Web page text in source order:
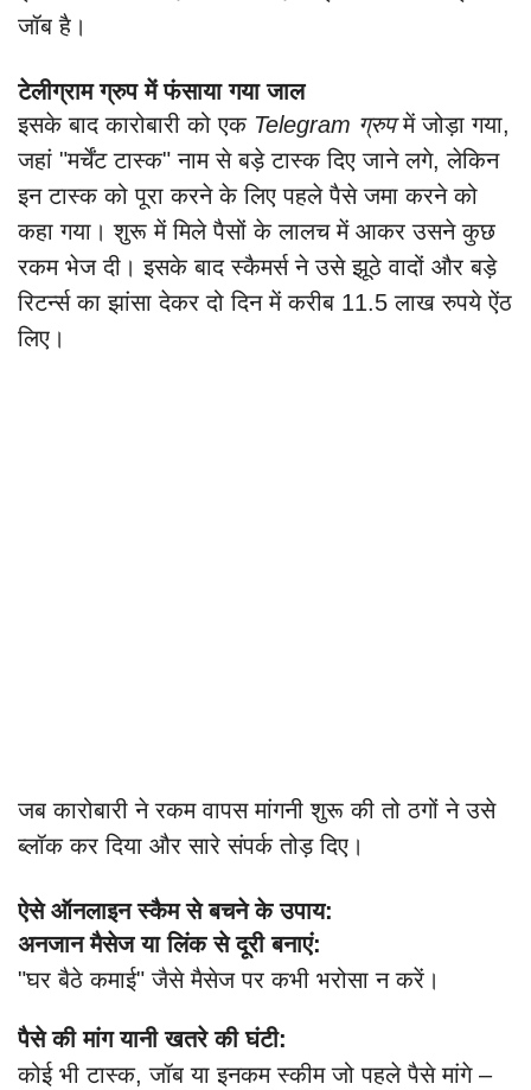
जॉब है।
टेलीग्राम ग्रुप में फंसाया गया जाल
इसके बाद कारोबारी को एक Telegram ग्रुपमें जोड़ा गया,
जहां "मर्चेंट टास्क" नाम से बड़े टास्क दिए जाने लगे, लेकिन
इन टास्क को पूरा करने के लिए पहले पैसे जमा करने को
कहा गया। शुरू में मिले पैसों के लालच में आकर उसने कुछ
रकम भेज दी। इसके बाद स्कैमर्स ने उसे झूठे वादों और बड़े
रिटर्न्स का झांसा देकर दो दिन में करीब 11.5 लाख रुपये ऐंठ
लिए।
जब कारोबारी ने रकम वापस मांगनी शुरू की तो ठगों ने उसे
ब्लॉक कर दिया और सारे संपर्क तोड़ दिए।
ऐसे ऑनलाइन स्कैम से बचने के उपाय:
अनजान मैसेज या लिंक से दूरी बनाएं:
"घर बैठे कमाई" जैसे मैसेज पर कभी भरोसा न करें।
पैसे की मांग यानी खतरे की घंटी:
कोई भी टास्क, जॉब या इनकम स्कीम जो पहले पैसे मांगे –